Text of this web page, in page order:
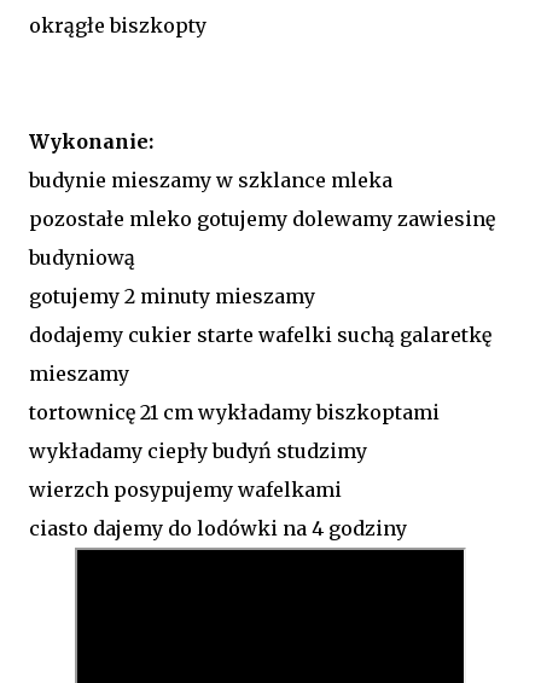
okrągłe biszkopty
Wykonanie:
budynie mieszamy w szklance mleka
pozostałe mleko gotujemy dolewamy zawiesinę
budyniową
gotujemy 2 minuty mieszamy
dodajemy cukier starte wafelki suchą galaretkę
mieszamy
tortownicę 21 cm wykładamy biszkoptami
wykładamy ciepły budyń studzimy
wierzch posypujemy wafelkami
ciasto dajemy do lodówki na 4 godziny